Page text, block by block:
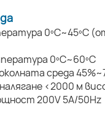
0ºC~45ºC
0ºC~60ºC
среда
<2000 м
200V 5A/50Hz